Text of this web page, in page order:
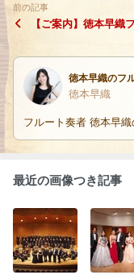
前の記事
【ご案内】徳本早織
徳本早織のフ
徳本早織
フルート奏者 徳本早織
最近の画像つき記事